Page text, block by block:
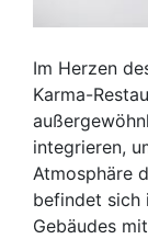
Im Herzen
Karma-
integrieren,
Atmosphäre
befindet sich
Gebäudes